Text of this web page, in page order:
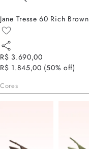
Jane Tresse 60 Rich Brown
R$ 3.690,00
R$ 1.845,00 (50% off)
Cores